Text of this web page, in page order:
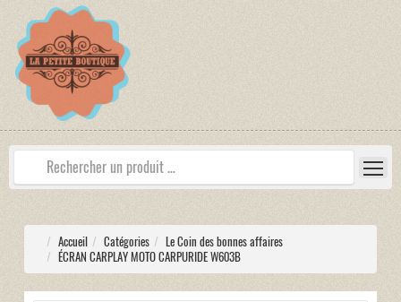
Accueil Catégories
Le Coin des bonnes affaires
ÉCRAN CARPLAY MOTO CARPURIDE W603B